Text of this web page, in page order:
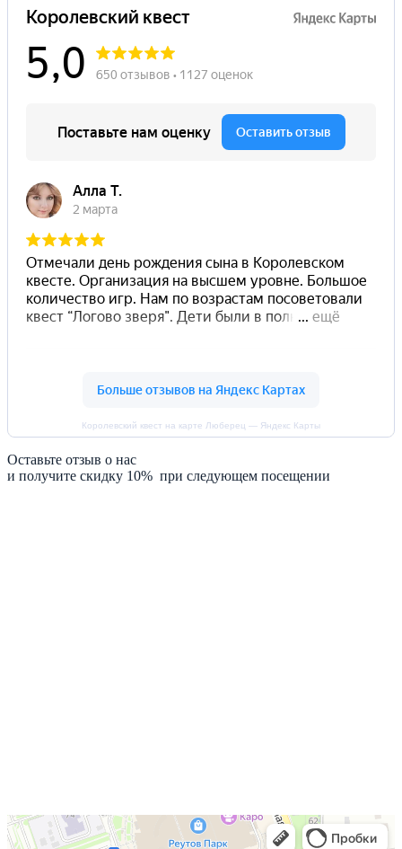
Королевский квест на карте Люберец — Яндекс Карты
Оставьте отзыв о нас
и получите скидку 10% при следующем посещении